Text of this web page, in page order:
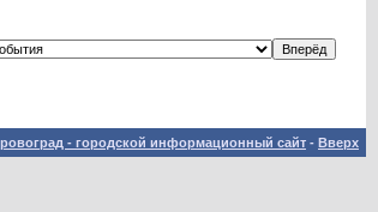
- городской информационный сайт - Вверх